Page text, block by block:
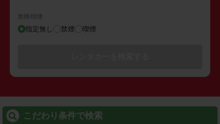
禁煙/喫煙
指定無し 禁煙 喫煙
こだわり条件で検索